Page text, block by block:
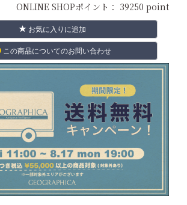
ONLINE SHOPポイント： 39250 point
お気に入りに追加
この商品についてのお問い合わせ